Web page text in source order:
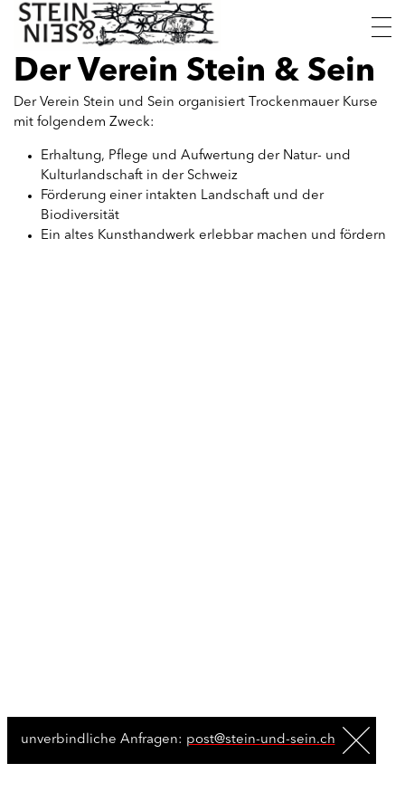
Skip
Sein
Der Verein Stein & Sein
Der Verein Stein und Sein organisiert Trockenmauer Kurse
mit folgendem Zweck:
Erhaltung, Pflege und Aufwertung der Natur- und
Kulturlandschaft in der Schweiz
Förderung einer intakten Landschaft und der
Biodiversität
Ein altes Kunsthandwerk erlebbar machen und fördern
unverbindliche Anfragen: post@stein-und-sein.ch